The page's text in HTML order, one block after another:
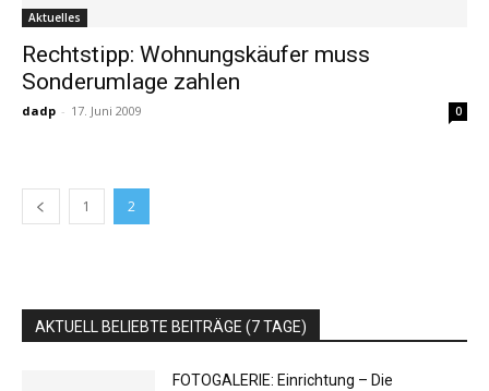
Aktuelles
Rechtstipp: Wohnungskäufer muss
Sonderumlage zahlen
dadp - 17. Juni 2009 0
1 2
AKTUELL BELIEBTE BEITRÄGE (7 TAGE)
FOTOGALERIE: Einrichtung – Die